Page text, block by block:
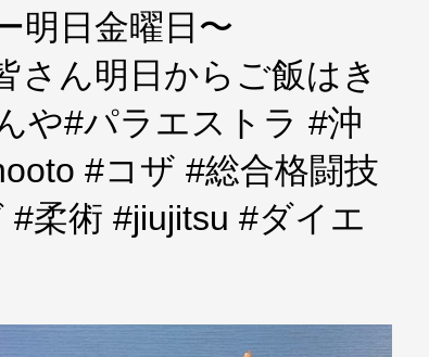
明日金曜日〜
さん明日からご飯はき
や#パラエストラ #沖
#コザ #総合格闘技
柔術 #jiujitsu #ダイエ